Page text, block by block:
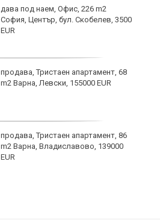
дава под наем, Офис, 226 m2
София, Център, бул. Скобелев, 3500
EUR
продава, Тристаен апартамент, 68
m2 Варна, Левски, 155000 EUR
продава, Тристаен апартамент, 86
m2 Варна, Владиславово, 139000
EUR